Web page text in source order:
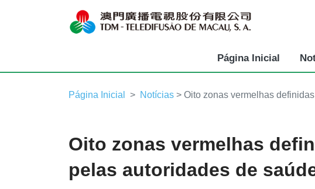
Página Inicial
Página Inicial Notícias > Oito zonas vermelhas
Oito zonas vermelhas
pelas autoridades de